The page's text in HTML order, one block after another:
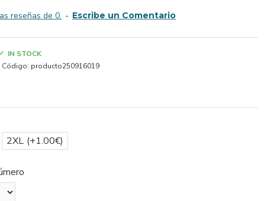
reseñas de 0. - Escribe un Comentario
IN STOCK
Código: producto250916019
2XL (+1.00€)